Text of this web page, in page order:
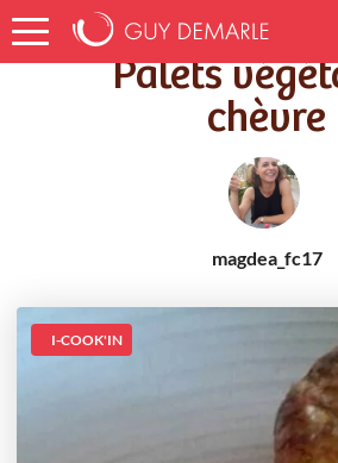
Accueil Recettes Palets végétal au
Palets
chèvre
magdea_fc17
I-COOK'IN